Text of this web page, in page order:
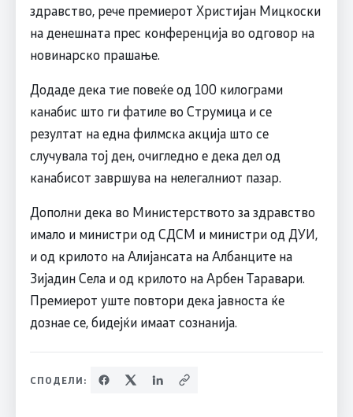
здравство, рече премиерот Христијан Мицкоски
на денешната прес конференција во одговор на
новинарско прашање.
Додаде дека тие повеќе од 100 килограми
канабис што ги фатиле во Струмица и се
резултат на една филмска акција што се
случувала тој ден, очигледно е дека дел од
канабисот завршува на нелегалниот пазар.
Дополни дека во Министерството за здравство
имало и министри од СДСМ и министри од ДУИ,
и од крилото на Алијансата на Албанците на
Зијадин Села и од крилото на Арбен Таравари.
Премиерот уште повтори дека јавноста ќе
дознае се, бидејќи имаат сознанија.
СПОДЕЛИ: